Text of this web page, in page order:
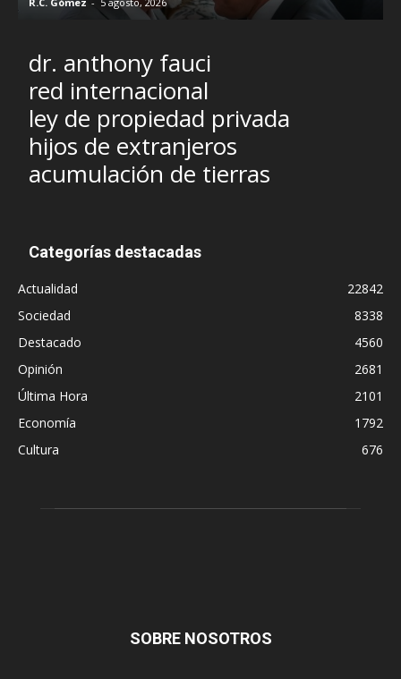
dr. anthony fauci
red internacional
ley de propiedad privada
hijos de extranjeros
acumulación de tierras
Categorías destacadas
Actualidad
22842
Sociedad
8338
Destacado
4560
Opinión
2681
Última Hora
2101
Economía
1792
Cultura
676
SOBRE NOSOTROS